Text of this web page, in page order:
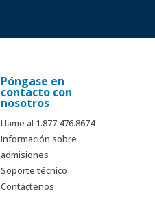
Póngase en
contacto con
nosotros
Llame al 1.877.476.8674
Información sobre
admisiones
Soporte técnico
Contáctenos